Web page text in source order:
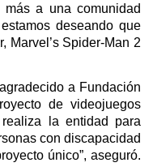
a una comunidad
deseando que
Marvel’s Spider-Man 2
a Fundación
de videojuegos
la entidad para
con discapacidad
único”, aseguró.